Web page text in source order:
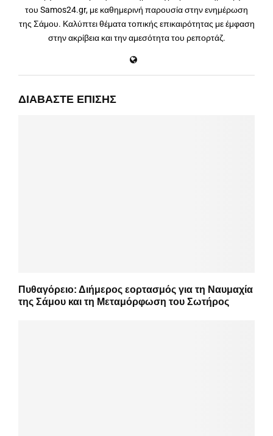
του Samos24.gr, με καθημερινή παρουσία στην ενημέρωση
της Σάμου. Καλύπτει θέματα τοπικής επικαιρότητας με έμφαση
στην ακρίβεια και την αμεσότητα του ρεπορτάζ.
ΔΙΑΒΆΣΤΕ ΕΠΊΣΗΣ
Πυθαγόρειο: Διήμερος εορτασμός για τη Ναυμαχία
της Σάμου και τη Μεταμόρφωση του Σωτήρος